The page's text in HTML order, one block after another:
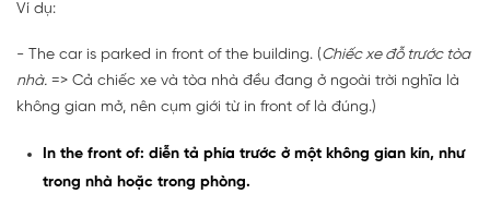
Ví dụ:
- The car is parked in front of the building. (Chiếc xe đỗ trước tòa
nhà. => Cả chiếc xe và tòa nhà đều đang ở ngoài trời nghĩa là
không gian mở, nên cụm giới từ in front of là đúng.)
In the front of: diễn tả phía trước ở một không gian kín, như
trong nhà hoặc trong phòng.